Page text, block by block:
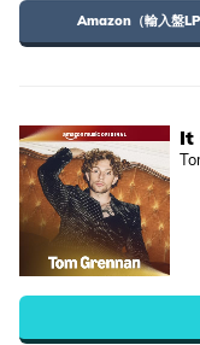
Amazon（輸入盤LP
It